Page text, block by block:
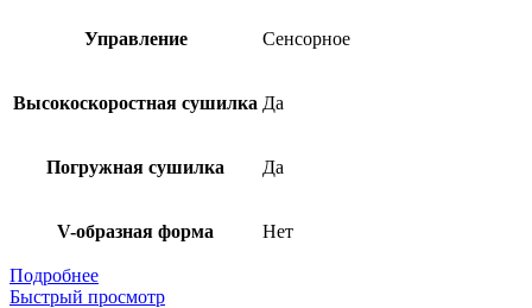
Управление Сенсорное
Высокоскоростная сушилка Да
Погружная сушилка Да
V-образная форма Нет
Подробнее
Быстрый просмотр